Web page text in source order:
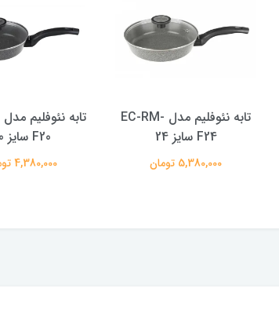
تابه نئوفلیم مدل EC-RM-
F24 سایز 24
5,380,000 تومان
F20 سایز 20
4,380,000 تومان